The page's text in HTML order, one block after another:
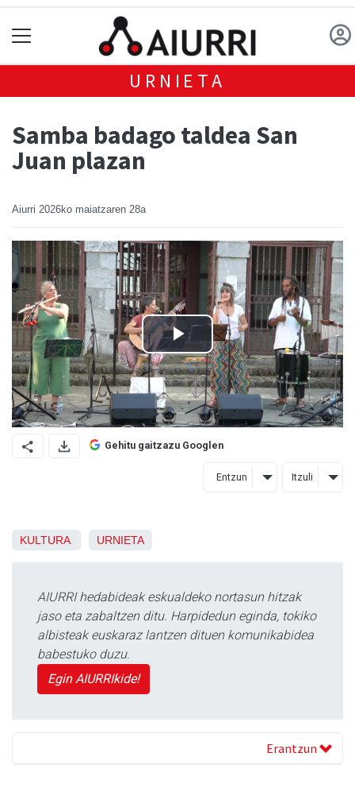
URNIETA
Samba badago taldea San
Juan plazan
Aiurri 2026ko maiatzaren 28a
Gehitu gaitzazu Googlen
Entzun Itzuli
KULTURA URNIETA
AIURRI hedabideak eskualdeko nortasun hitzak
jaso eta zabaltzen ditu. Harpidedun eginda, tokiko
albisteak euskaraz lantzen dituen komunikabidea
babestuko duzu.
Egin AIURRIkide!
Erantzun